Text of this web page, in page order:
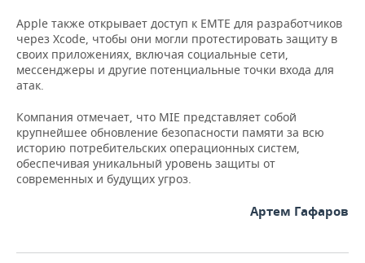
Apple также открывает доступ к EMTE для разработчиков
через Xcode, чтобы они могли протестировать защиту в
своих приложениях, включая социальные сети,
мессенджеры и другие потенциальные точки входа для
атак.
Компания отмечает, что MIE представляет собой
крупнейшее обновление безопасности памяти за всю
историю потребительских операционных систем,
обеспечивая уникальный уровень защиты от
современных и будущих угроз.
Артем Гафаров